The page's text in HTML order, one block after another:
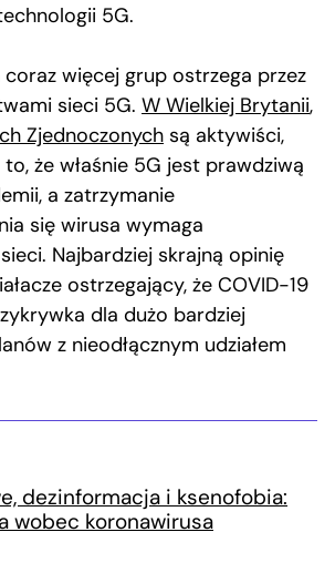
5G.
więcej grup ostrzega przez
sieci 5G. W Wielkiej Brytanii,
Zjednoczonych są aktywiści,
że właśnie 5G jest prawdziwą
a zatrzymanie
się wirusa wymaga
Najbardziej skrajną opinię
ostrzegający, że COVID-19
dla dużo bardziej
z nieodłącznym udziałem
dezinformacja i ksenofobia:
wobec koronawirusa